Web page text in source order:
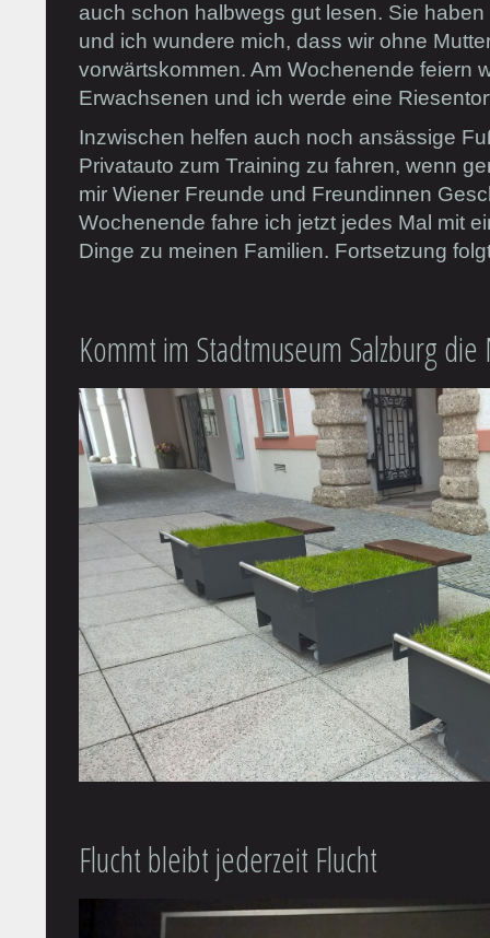
auch schon halbwegs gut lesen. Sie
und ich wundere mich, dass wir ohne
vorwärtskommen. Am Wochenende feiern
Erwachsenen und ich werde eine
Inzwischen helfen auch noch ansässige
Privatauto zum Training zu fahren, wenn
mir Wiener Freunde und Freundinnen
Wochenende fahre ich jetzt jedes Mal mit
Dinge zu meinen Familien. Fortsetzung
Kommt im Stadtmuseum Salzburg die
Flucht bleibt jederzeit Flucht